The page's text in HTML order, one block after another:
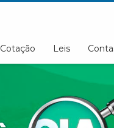
Cotação Leis